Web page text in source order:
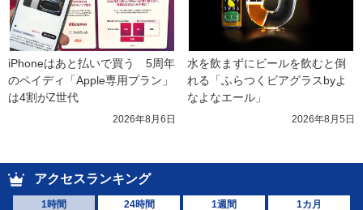
iPhoneはあと払いで買う　5周年
のペイディ「Apple専用プラン」
は4割がZ世代
2026年8月6日
水を飲まずにビールを飲むと倒
れる「ふらつくビアグラスbyよ
なよなエール」
2026年8月5日
アクセスランキング
1時間 24時間 1週間 1カ月